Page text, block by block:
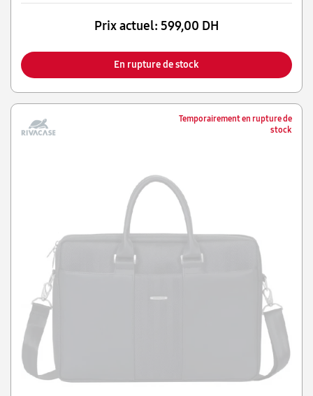
Prix actuel: 599,00 DH
En rupture de stock
Temporairement en rupture de
stock